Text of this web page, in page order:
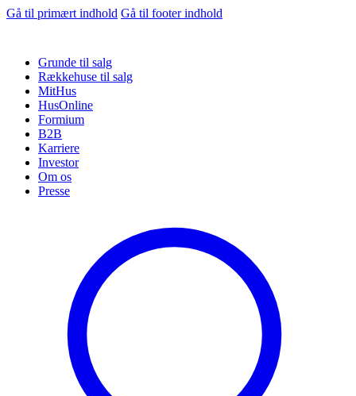
Gå til primært indhold Gå til footer indhold
Grunde til salg
Rækkehuse til salg
MitHus
HusOnline
Formium
B2B
Karriere
Investor
Om os
Presse